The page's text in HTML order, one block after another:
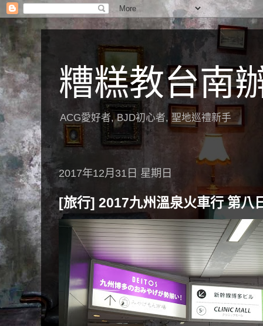
糟糕教台南
ACG愛好者, BJD初心者, 聖地巡禮新手
2017年12月31日 星期日
[旅行] 2017九州溫泉火車行 第八